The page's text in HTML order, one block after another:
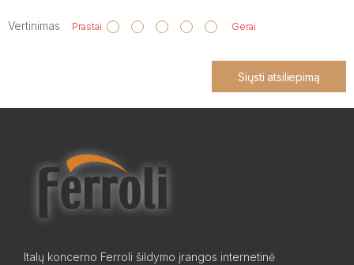
Vertinimas Prastai Gerai
Siųsti atsiliepimą
Italų koncerno Ferroli šildymo įrangos internetinė